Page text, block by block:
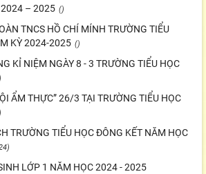
2024 – 2025 ()
TNCS HỒ CHÍ MÍNH TRƯỜNG TIỂU
KỲ 2024-2025 ()
KỈ NIỆM NGÀY 8 - 3 TRƯỜNG TIỂU HỌC
ẨM THỰC” 26/3 TẠI TRƯỜNG TIỂU HỌC
TRƯỜNG TIỂU HỌC ĐÔNG KẾT NĂM HỌC
LỚP 1 NĂM HỌC 2024 - 2025